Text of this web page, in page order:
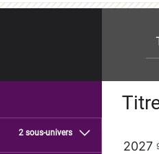
2 sous-univers
2027